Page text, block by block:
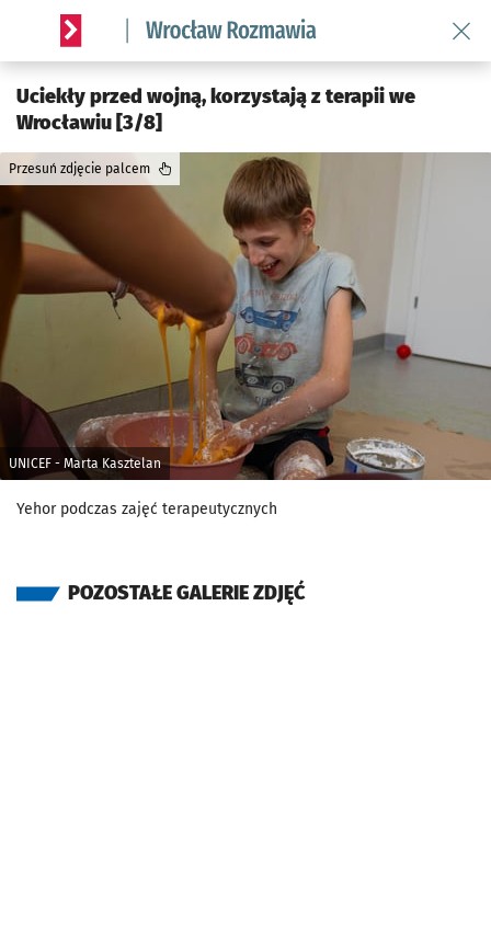
Serwis informacyjny wroclaw.pl podserwis: Rozmawia
Uciekły przed wojną, korzystają z terapii we
Wrocławiu [3/8]
UNICEF - Marta Kasztelan
Przesuń zdjęcie palcem
Yehor podczas zajęć terapeutycznych
POZOSTAŁE GALERIE ZDJĘĆ